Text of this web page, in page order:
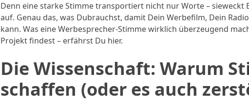
Denn eine starke Stimme transportiert nicht nur Worte –
auf. Genau das, was Dubrauchst, damit Dein Werbefilm, Dein
kann. Was eine Werbesprecher-Stimme wirklich überzeugend
Projekt findest – erfährst Du hier.
Die Wissenschaft: Warum
schaffen (oder es auch